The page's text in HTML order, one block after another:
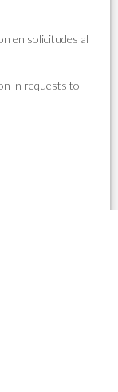
en solicitudes al
in requests to